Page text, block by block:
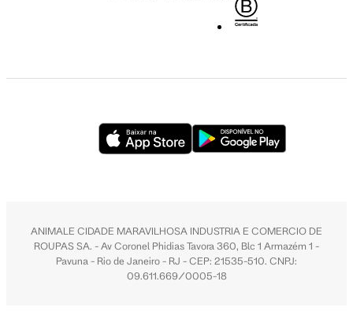
ANIMALE CIDADE MARAVILHOSA INDUSTRIA E COMERCIO DE
ROUPAS SA. - Av Coronel Phidias Tavora 360, Blc 1 Armazém 1 -
Pavuna - Rio de Janeiro - RJ - CEP: 21535-510. CNPJ:
09.611.669/0005-18